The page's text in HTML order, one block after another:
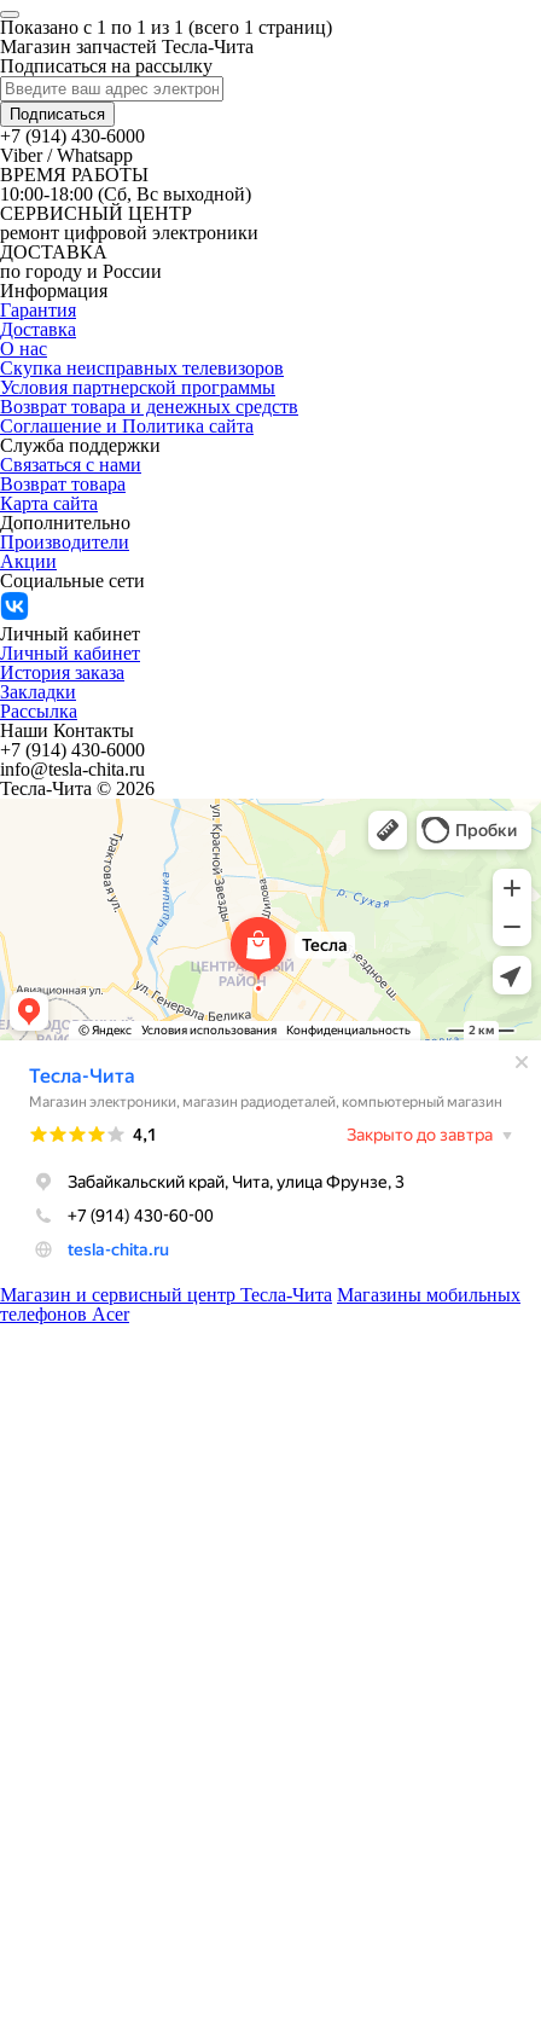
Показано с 1 по 1 из 1 (всего 1 страниц)
Магазин запчастей Тесла-Чита
Подписаться на рассылку
Подписаться
+7 (914) 430-6000
Viber / Whatsapp
ВРЕМЯ РАБОТЫ
10:00-18:00 (Сб, Вс выходной)
СЕРВИСНЫЙ ЦЕНТР
ремонт цифровой электроники
ДОСТАВКА
по городу и России
Информация
Гарантия
Доставка
О нас
Скупка неисправных телевизоров
Условия партнерской программы
Возврат товара и денежных средств
Соглашение и Политика сайта
Служба поддержки
Связаться с нами
Возврат товара
Карта сайта
Дополнительно
Производители
Акции
Социальные сети
Личный кабинет
Личный кабинет
История заказа
Закладки
Рассылка
Наши Контакты
+7 (914) 430-6000
info@tesla-chita.ru
Тесла-Чита © 2026
Магазин и сервисный центр Тесла-Чита Магазины мобильных
телефонов Acer